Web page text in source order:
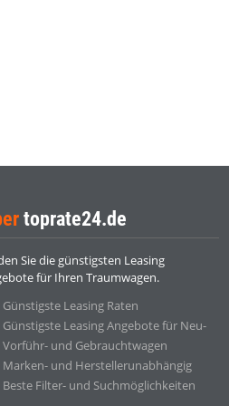
toprate24.de
Sie die günstigsten Leasing
für Ihren Traumwagen.
Günstigste Leasing Raten
Günstigste Leasing Angebote für Neu-
Vorführ- und Gebrauchtwagen
Marken- und Herstellerunabhängig
Beste Filter- und Suchmöglichkeiten